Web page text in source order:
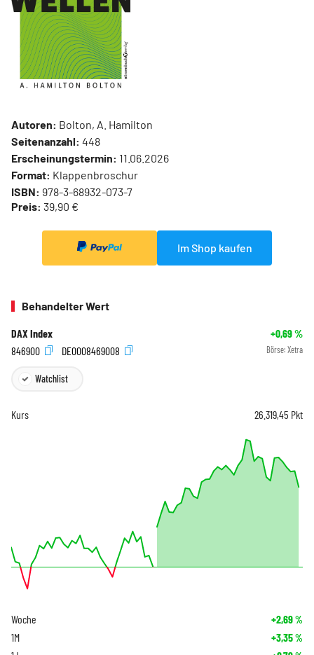
Autoren: Bolton, A. Hamilton
Seitenanzahl: 448
Erscheinungstermin: 11.06.2026
Format: Klappenbroschur
ISBN: 978-3-68932-073-7
Preis: 39,90 €
Im Shop kaufen
Behandelter Wert
DAX Index +0,69%
846900
DE0008469008 Börse: Xetra
Watchlist
Kurs 26.319,45 Pkt
Woche +2,69%
1M +3,35%